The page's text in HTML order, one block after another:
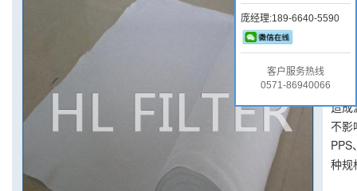
颗粒
造成
不影
PPS
种规
庞经理:189-6640-5590
客户服务热线
0571-86940066